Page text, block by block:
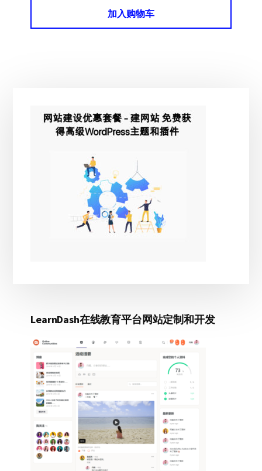
¥359.00。
格
加入购物车
LearnDash在线教育平台网站定制和开发